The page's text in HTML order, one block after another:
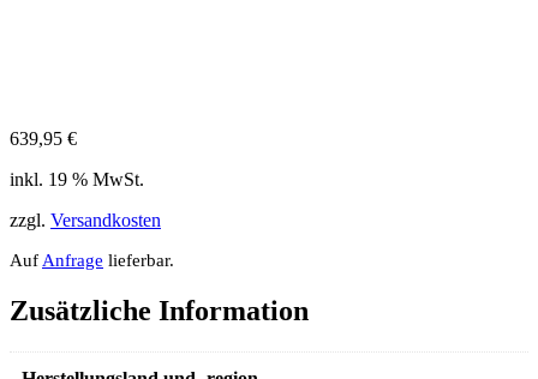
639,95 €
inkl. 19 % MwSt.
zzgl. Versandkosten
Auf Anfrage lieferbar.
Zusätzliche Information